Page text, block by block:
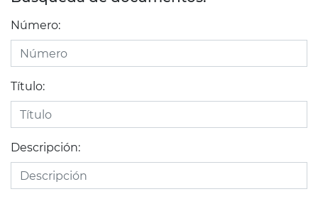
Número:
Título:
Descripción: